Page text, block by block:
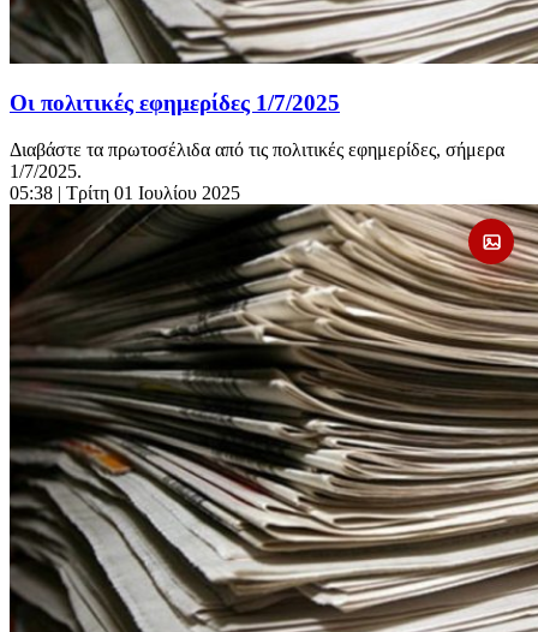
Οι πολιτικές εφημερίδες 1/7/2025
Διαβάστε τα πρωτοσέλιδα από τις πολιτικές εφημερίδες, σήμερα
1/7/2025.
05:38 | Τρίτη 01 Ιουλίου 2025